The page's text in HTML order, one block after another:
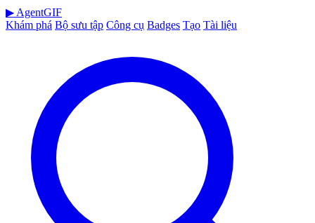
▶ AgentGIF
Khám phá Bộ sưu tập Công cụ Badges Tạo Tài liệu